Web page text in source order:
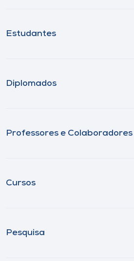
Estudantes
Diplomados
Professores e Colaboradores
Cursos
Pesquisa